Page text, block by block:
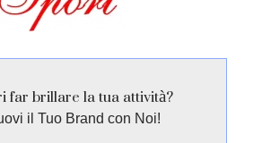
far brillare la tua attività?
il Tuo Brand con Noi!